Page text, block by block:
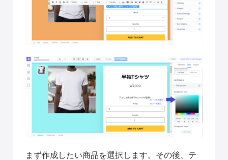
まず作成したい商品を選択します。その後、テ